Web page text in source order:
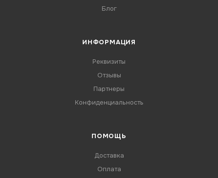
Блог
ИНФОРМАЦИЯ
Реквизиты
Отзывы
Партнеры
Конфиденциальность
ПОМОЩЬ
Доставка
Оплата